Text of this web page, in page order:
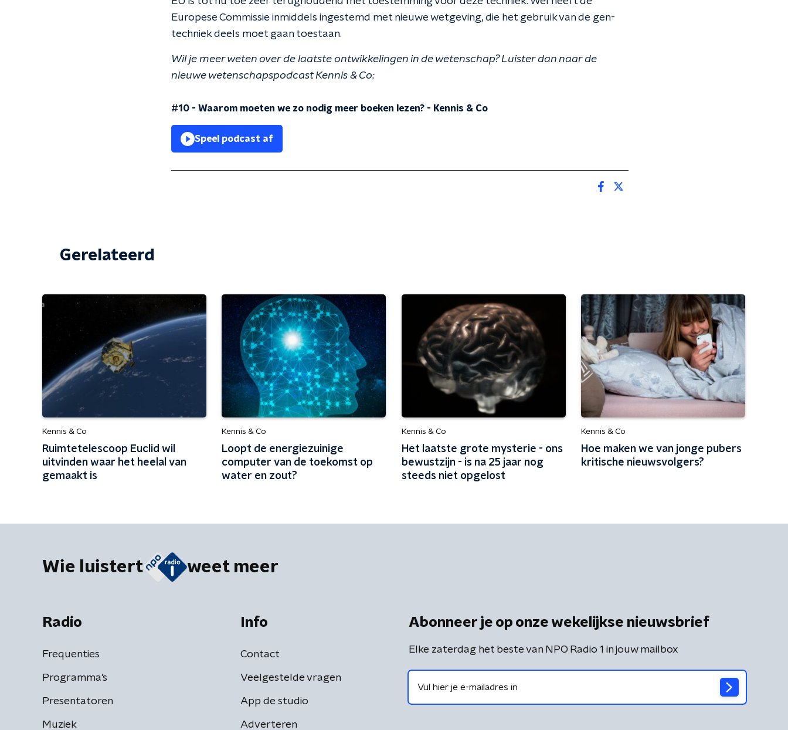
Europese Commissie inmiddels ingestemd met nieuwe wetgeving, die het gebruik van de gen-
techniek deels moet gaan toestaan.
Wil je meer weten over de laatste ontwikkelingen in de wetenschap? Luister dan naar de
nieuwe wetenschapspodcast Kennis & Co:
#10 - Waarom moeten we zo nodig meer boeken lezen? - Kennis & Co
Speel podcast af
Gerelateerd
Kennis & Co
Ruimtetelescoop Euclid wil
uitvinden waar het heelal van
gemaakt is
Kennis & Co
Loopt de energiezuinige
computer van de toekomst op
water en zout?
Kennis & Co
Het laatste grote mysterie - ons
bewustzijn - is na 25 jaar nog
steeds niet opgelost
Kennis & Co
Hoe maken we van jonge pubers
kritische nieuwsvolgers?
Wie luistert weet meer
Radio
Frequenties
Programma's
Presentatoren
Muziek
Info
Contact
Veelgestelde vragen
App de studio
Adverteren
Abonneer je op onze wekelijkse nieuwsbrief
Elke zaterdag het beste van NPO Radio 1 in jouw mailbox